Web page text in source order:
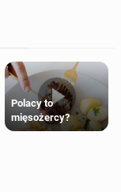
Polacy to
mięsożercy?